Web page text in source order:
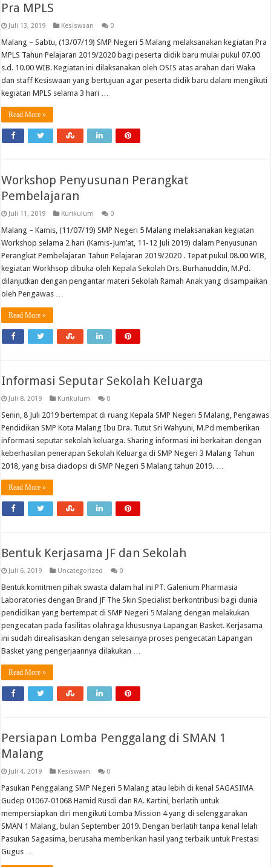
Pra MPLS
Juli 13, 2019 Kesiswaan 0
Malang – Sabtu, (13/07/19) SMP Negeri 5 Malang melaksanakan kegiatan Pra
MPLS Tahun Pelajaran 2019/2020 bagi peserta didik baru mulai pukul 07.00
s.d. 10.00 WIB. Kegiatan ini dilaksanakan oleh OSIS atas arahan dari Waka
dan staff Kesiswaan yang bertujuan agar peserta didik baru dalam mengikuti
kegiatan MPLS selama 3 hari …
Read More »
Workshop Penyusunan Perangkat
Pembelajaran
Juli 11, 2019 Kurikulum 0
Malang – Kamis, (11/07/19) SMP Negeri 5 Malang melaksanakan kegiatan
Workshop selama 2 hari (Kamis-Jum’at, 11-12 Juli 2019) dalam Penyusunan
Perangkat Pembelajaran Tahun Pelajaran 2019/2020 . Tepat pukul 08.00 WIB,
kegiatan Workhsop dibuka oleh Kepala Sekolah Drs. Burhanuddin, M.Pd.
dilanjutkan dengan pengantar materi Sekolah Ramah Anak yang disampaikan
oleh Pengawas …
Read More »
Informasi Seputar Sekolah Keluarga
Juli 8, 2019 Kurikulum 0
Senin, 8 Juli 2019 bertempat di ruang Kepala SMP Negeri 5 Malang, Pengawas
Pendidikan SMP Kota Malang Ibu Dra. Tutut Sri Wahyuni, M.Pd memberikan
informasi seputar sekolah keluarga. Sharing informasi ini berkaitan dengan
keberhasilan penerapan Sekolah Keluarga di SMP Negeri 3 Malang Tahun
2018, yang bisa diadopsi di SMP Negeri 5 Malang tahun 2019. …
Read More »
Bentuk Kerjasama JF dan Sekolah
Juli 6, 2019 Uncategorized 0
Bentuk komitmen pihak swasta dalam hal ini PT. Galenium Pharmasia
Laboratories dengan Brand JF The Skin Specialist berkontribusi bagi dunia
pendidikan yang bertempat di SMP Negeri 5 Malang dengan melakukan
pengecatan pada fasilitas olahraga khususnya Lapangan Basket. Kerjasama
ini sudah direalisasikan dengan selesainya proses pengecatan Lapangan
Basket yang pengerjaannya dilakukan …
Read More »
Persiapan Lomba Penggalang di SMAN 1
Malang
Juli 4, 2019 Kesiswaan 0
Pasukan Penggalang SMP Negeri 5 Malang atau lebih di kenal SAGASIMA
Gudep 01067-01068 Hamid Rusdi dan RA. Kartini, berlatih untuk
mempersiapkan diri mengikuti Lomba Mission 4 yang di selenggarakan
SMAN 1 Malang, bulan September 2019. Dengan berlatih tanpa kenal lelah
Pasukan Sagasima, berusaha memberikan hasil yang terbaik untuk Prestasi
Gugus …